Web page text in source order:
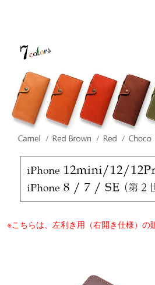
※こちらは、左利き用（右開き仕様）の